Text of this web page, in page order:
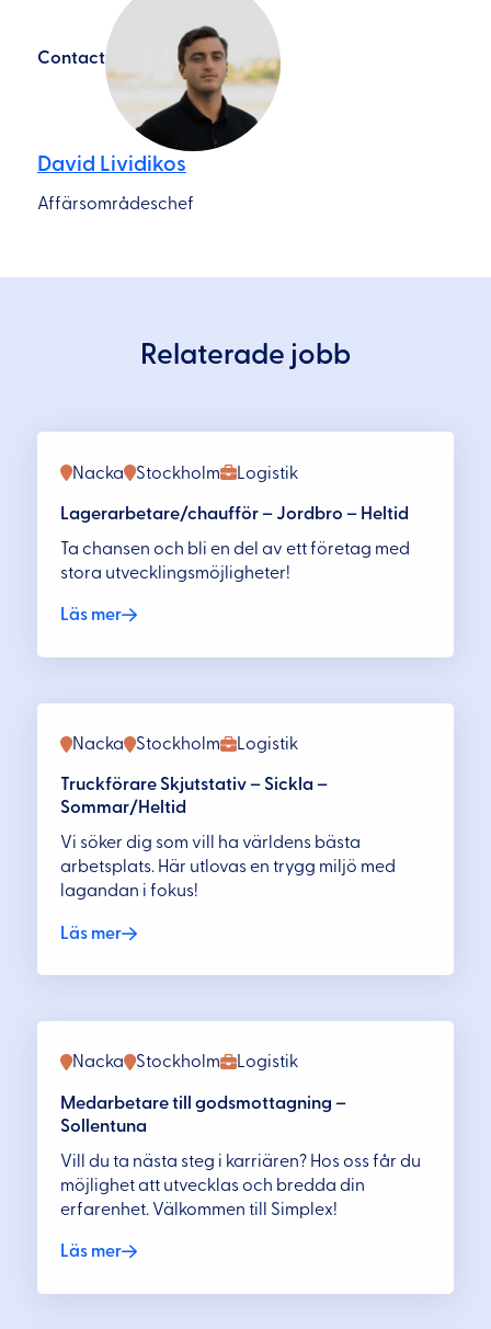
Contact
David Lividikos
Affärsområdeschef
Relaterade jobb
Logistik
Nacka Stockholm
Lagerarbetare/chaufför – Jordbro – Heltid
Ta chansen och bli en del av ett företag med
stora utvecklingsmöjligheter!
Läs mer
Logistik
Nacka Stockholm
Truckförare Skjutstativ – Sickla –
Sommar/Heltid
Vi söker dig som vill ha världens bästa
arbetsplats. Här utlovas en trygg miljö med
lagandan i fokus!
Läs mer
Logistik
Nacka Stockholm
Medarbetare till godsmottagning –
Sollentuna
Vill du ta nästa steg i karriären? Hos oss får du
möjlighet att utvecklas och bredda din
erfarenhet. Välkommen till Simplex!
Läs mer